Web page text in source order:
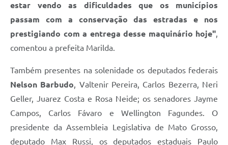
estar vendo as dificuldades que os municípios
passam com a conservação das estradas e nos
prestigiando com a entrega desse maquinário hoje"
comentou a prefeita Marilda.
Também presentes na solenidade os deputados federais
Nelson Barbudo , Valtenir Pereira, Carlos Bezerra, Neri
Geller, Juarez Costa e Rosa Neide; os senadores Jayme
Campos, Carlos Fávaro e Wellington Fagundes. O
presidente da Assembleia Legislativa de Mato Grosso,
deputado Max Russi, os deputados estaduais Paulo